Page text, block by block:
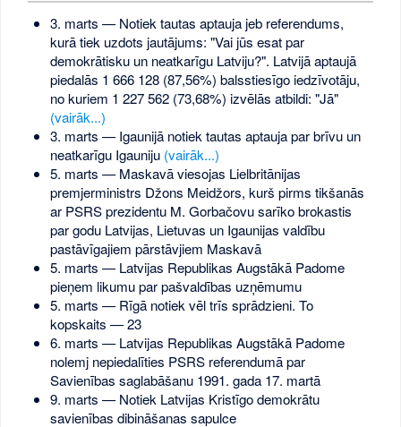
3. marts — Notiek tautas aptauja jeb referendums,
kurā tiek uzdots jautājums: "Vai jūs esat par
demokrātisku un neatkarīgu Latviju?". Latvijā aptaujā
piedalās 1 666 128 (87,56%) balsstiesīgo iedzīvotāju,
no kuriem 1 227 562 (73,68%) izvēlās atbildi: "Jā"
(vairāk...)
3. marts — Igaunijā notiek tautas aptauja par brīvu un
neatkarīgu Igauniju (vairāk...)
5. marts — Maskavā viesojas Lielbritānijas
premjerministrs Džons Meidžors, kurš pirms tikšanās
ar PSRS prezidentu M. Gorbačovu sarīko brokastis
par godu Latvijas, Lietuvas un Igaunijas valdību
pastāvīgajiem pārstāvjiem Maskavā
5. marts — Latvijas Republikas Augstākā Padome
pieņem likumu par pašvaldības uzņēmumu
5. marts — Rīgā notiek vēl trīs sprādzieni. To
kopskaits — 23
6. marts — Latvijas Republikas Augstākā Padome
nolemj nepiedalīties PSRS referendumā par
Savienības saglabāšanu 1991. gada 17. martā
9. marts — Notiek Latvijas Kristīgo demokrātu
savienības dibināšanas sapulce